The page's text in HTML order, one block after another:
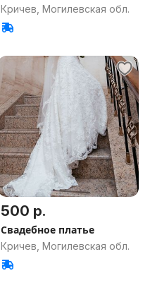
Кричев, Могилевская обл.
500 р.
Свадебное платье
Кричев, Могилевская обл.